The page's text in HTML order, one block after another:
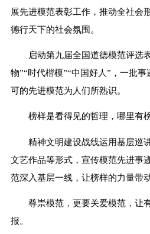
展先进模范表彰工作，推动全社会
德行天下的社会氛围。
启动第九届全国道德模范评选
物”“时代楷模”“中国好人”，一批
可的先进模范为人们所熟识。
榜样是看得见的哲理，哪里有
精神文明建设战线运用基层巡
文艺作品等形式，宣传模范先进事
范深入基层一线，让榜样的力量带
尊崇模范，更要关爱模范，让
报。